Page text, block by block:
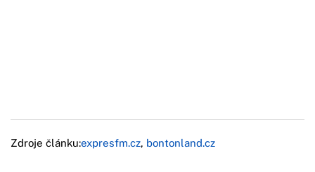
Zdroje článku:expresfm.cz, bontonland.cz